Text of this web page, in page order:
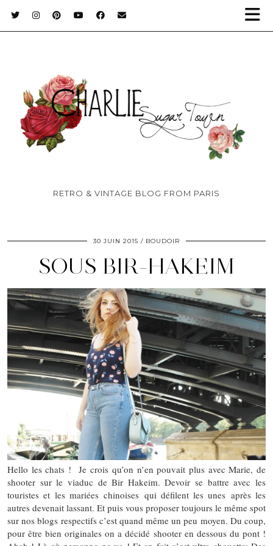
RETRO & VINTAGE BLOG FROM PARIS
30 JUIN 2015 BOUDOIR
SOUS BIR-HAKEIM
Hello les chats ! Je crois qu’on n’en pouvait plus avec Marie, de
shooter sur le viaduc de Bir Hakeim. Devoir se battre avec les
touristes et les mariées chinoises qui défilent les unes après les
autres devenait lassant. Et puis vous proposer toujours le même spot
sur nos blogs respectifs c’est quand même un peu moyen. Du coup,
pour être bien originales on a décidé shooter en dessous du pont !